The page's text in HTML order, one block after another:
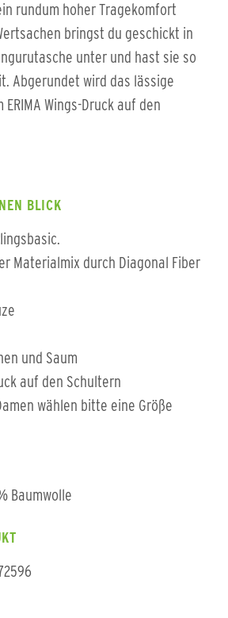
rundum hoher Tragekomfort
bringst du geschickt in
unter und hast sie so
Abgerundet wird das lässige
Wings-Druck auf den
BLICK
Materialmix durch Diagonal Fiber
und Saum
auf den Schultern
wählen bitte eine Größe
Baumwolle